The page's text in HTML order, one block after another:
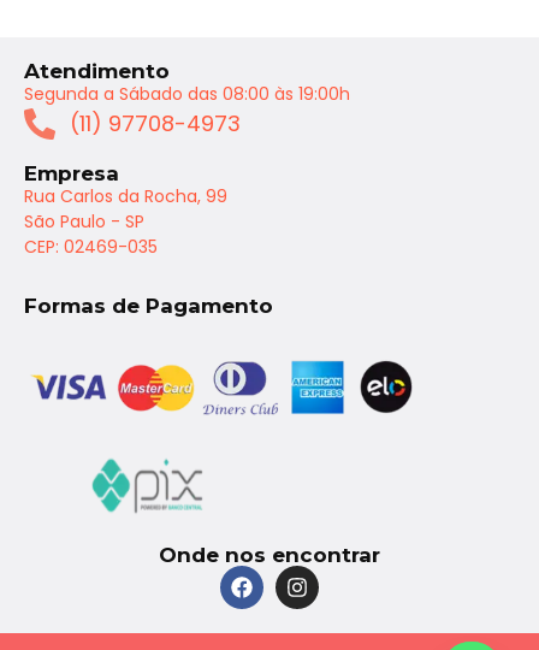
Atendimento
Segunda a Sábado das 08:00 às 19:00h
(11) 97708-4973
Empresa
Rua Carlos da Rocha, 99
São Paulo - SP
CEP: 02469-035
Formas de Pagamento
Onde nos encontrar